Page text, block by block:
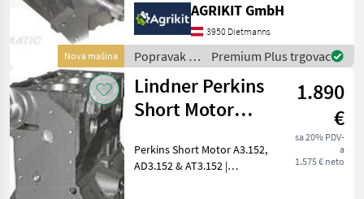
Nova mašina
Perkins Short Motor ist die
ideale Lösung für eine
professionelle
Motorinstand
AGRIKIT GmbH
3950 Dietmanns
Popravak i
rezervni
dijelovi /
Massey
Ferguson
Premium Plus trgovac
Lindner Perkins
Short Motor
& AT3.152
1.890
€
sa 20% PDV-
a
1.575 € neto
Perkins Short Motor A3.152,
AD3.152 & AT3.152 |